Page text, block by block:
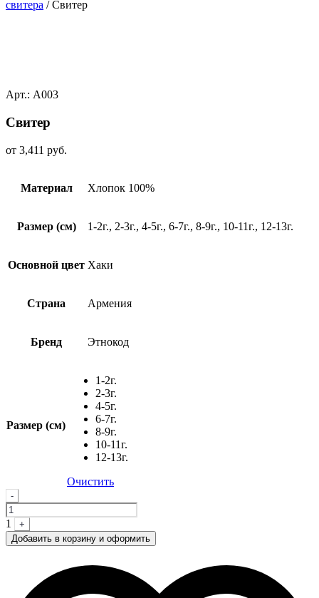
свитера / Свитер
Арт.: A003
Свитер
от 3,411 руб.
Материал Хлопок 100%
Размер (см) 1-2г., 2-3г., 4-5г., 6-7г., 8-9г., 10-11г., 12-13г.
Основной цвет Хаки
Страна Армения
Бренд Этнокод
Размер (см)
1-2г.
2-3г.
4-5г.
6-7г.
8-9г.
10-11г.
12-13г.
Очистить
Quantity
-
1
+
Добавить в корзину и оформить